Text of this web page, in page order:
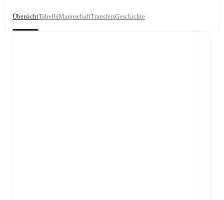
ÜbersichtTabelleMannschaftTransfersGeschichte